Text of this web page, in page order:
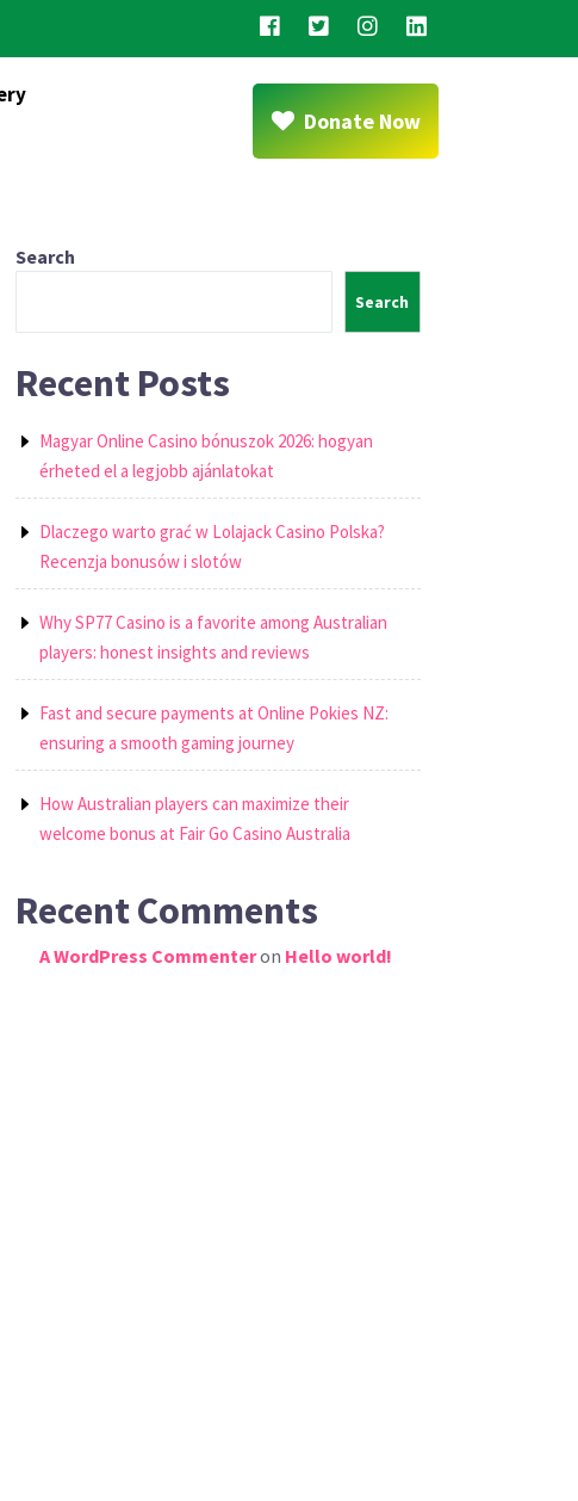
Donate Now
Search
Search
Recent Posts
Magyar Online Casino bónuszok 2026: hogyan
érheted el a legjobb ajánlatokat
Dlaczego warto grać w Lolajack Casino Polska?
Recenzja bonusów i slotów
Why SP77 Casino is a favorite among Australian
players: honest insights and reviews
Fast and secure payments at Online Pokies NZ:
ensuring a smooth gaming journey
How Australian players can maximize their
welcome bonus at Fair Go Casino Australia
Recent Comments
A WordPress Commenteron Hello world!